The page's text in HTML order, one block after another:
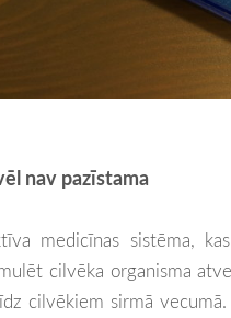
nav pazīstama
medicīnas sistēma,
cilvēka organisma
cilvēkiem sirmā